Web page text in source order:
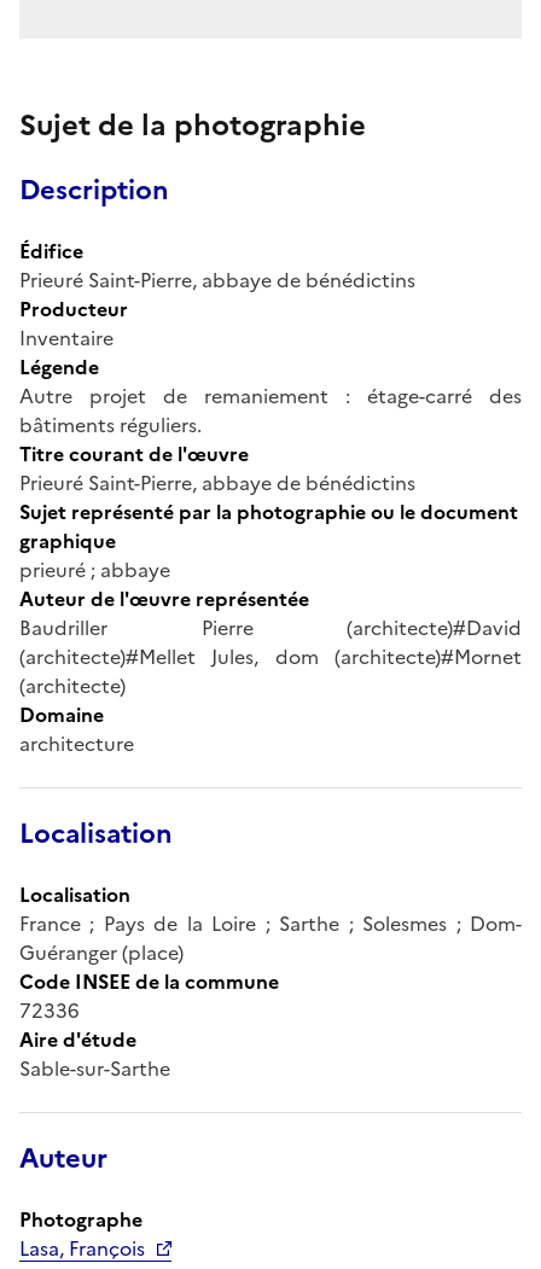
Sujet de la photographie
Description
Édifice
Prieuré Saint-Pierre, abbaye de bénédictins
Producteur
Inventaire
Légende
Autre projet de remaniement : étage-carré des
bâtiments réguliers.
Titre courant de l'œuvre
Prieuré Saint-Pierre, abbaye de bénédictins
Sujet représenté par la photographie ou le document
graphique
prieuré ; abbaye
Auteur de l'œuvre représentée
Baudriller Pierre (architecte)#David
(architecte)#Mellet Jules, dom (architecte)#Mornet
(architecte)
Domaine
architecture
Localisation
Localisation
France ; Pays de la Loire ; Sarthe ; Solesmes ; Dom-
Guéranger (place)
Code INSEE de la commune
72336
Aire d'étude
Sable-sur-Sarthe
Auteur
Photographe
Lasa, François